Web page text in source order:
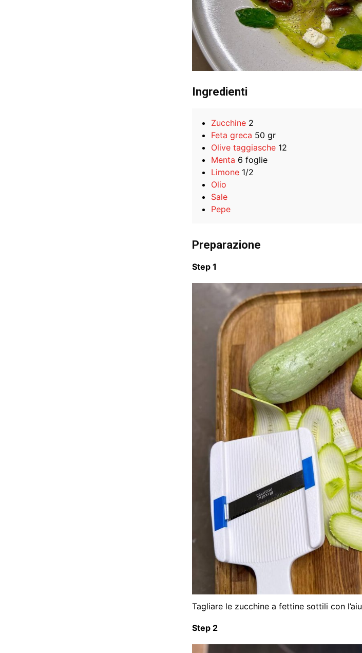
Ingredienti
Zucchine 2
Feta greca 50 gr
Olive taggiasche 12
Menta 6 foglie
Limone 1/2
Olio
Sale
Pepe
Preparazione
Step 1
Tagliare le zucchine a fettine sottili con
Step 2